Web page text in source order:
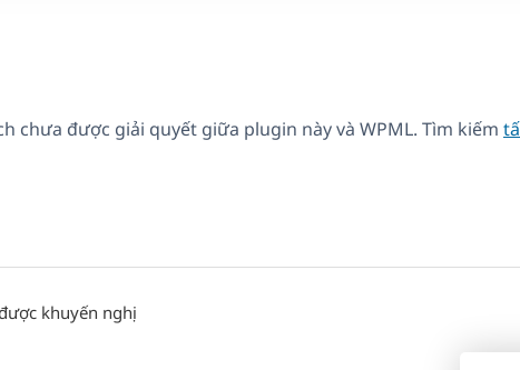
chưa được giải quyết giữa plugin này và WPML. Tìm kiếm
khuyến nghị